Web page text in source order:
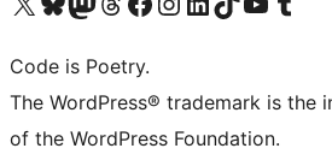
Code is Poetry.
The WordPress® trademark is the
of the WordPress Foundation.